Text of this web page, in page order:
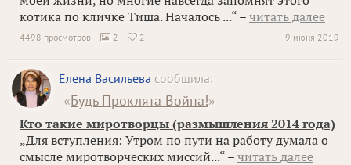
котика по кличке Тиша. Началось ...“ – читать далее
9 июня 2019
4498 просмотров  2  2
Елена Васильева сообщила:
«Будь Проклята Война!»
Кто такие миротворцы (размышления 2014 года)
„Для вступления: Утром по пути на работу думала о
смысле миротворческих миссий...“ – читать далее